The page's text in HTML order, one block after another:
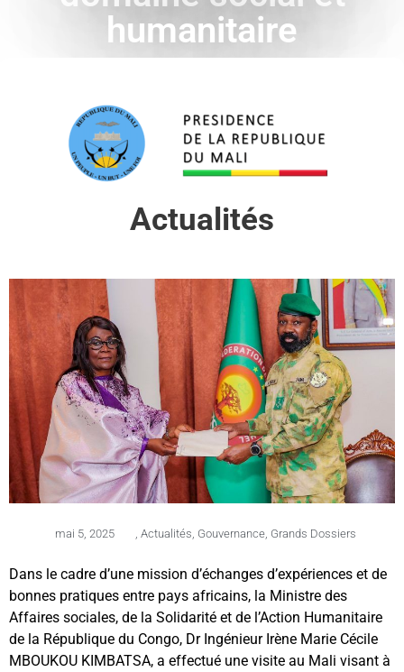
humanitaire
Actualités
mai 5, 2025 Actualités Gouvernance Grands Dossiers
Dans le cadre d’une mission d’échanges d’expériences et de
bonnes pratiques entre pays africains, la Ministre des
Affaires sociales, de la Solidarité et de l’Action Humanitaire
de la République du Congo, Dr Ingénieur Irène Marie Cécile
MBOUKOU KIMBATSA, a effectué une visite au Mali visant à